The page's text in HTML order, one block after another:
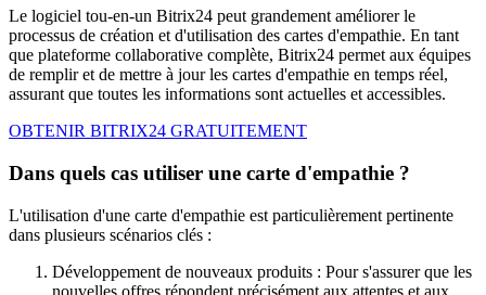
Le logiciel tou-en-un Bitrix24 peut grandement améliorer le
processus de création et d'utilisation des cartes d'empathie. En tant
que plateforme collaborative complète, Bitrix24 permet aux équipes
de remplir et de mettre à jour les cartes d'empathie en temps réel,
assurant que toutes les informations sont actuelles et accessibles.
OBTENIR BITRIX24 GRATUITEMENT
Dans quels cas utiliser une carte d'empathie ?
L'utilisation d'une carte d'empathie est particulièrement pertinente
dans plusieurs scénarios clés :
Développement de nouveaux produits : Pour s'assurer que les
nouvelles offres répondent précisément aux attentes et aux